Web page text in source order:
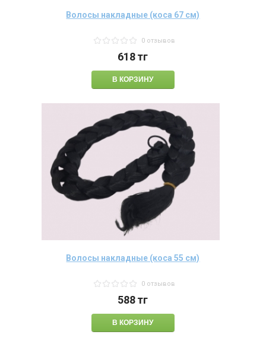
Волосы накладные (коса 67 см)
0 отзывов
618тг
Волосы накладные (коса 55 см)
0 отзывов
588тг